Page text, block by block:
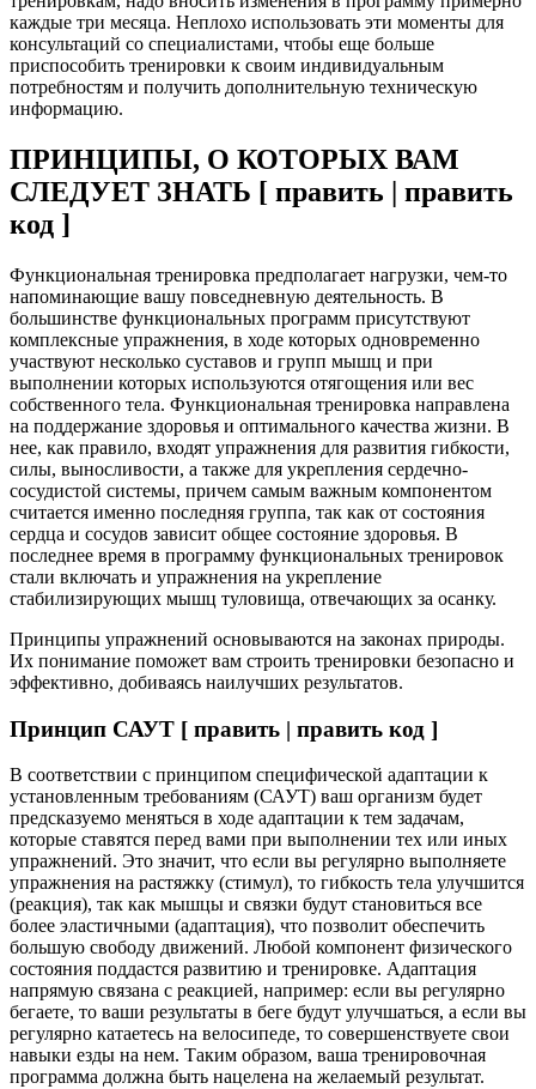
каждые три месяца. Неплохо использовать эти моменты для
консультаций со специалистами, чтобы еще больше
приспособить тренировки к своим индивидуальным
потребностям и получить дополнительную техническую
информацию.
ПРИНЦИПЫ, О КОТОРЫХ ВАМ
СЛЕДУЕТ ЗНАТЬ [ править | править
код ]
Функциональная тренировка предполагает нагрузки, чем-то
напоминающие вашу повседневную деятельность. В
большинстве функциональных программ присутствуют
комплексные упражнения, в ходе которых одновременно
участвуют несколько суставов и групп мышц и при
выполнении которых используются отягощения или вес
собственного тела. Функциональная тренировка направлена
на поддержание здоровья и оптимального качества жизни. В
нее, как правило, входят упражнения для развития гибкости,
силы, выносливости, а также для укрепления сердечно-
сосудистой системы, причем самым важным компонентом
считается именно последняя группа, так как от состояния
сердца и сосудов зависит общее состояние здоровья. В
последнее время в программу функциональных тренировок
стали включать и упражнения на укрепление
стабилизирующих мышц туловища, отвечающих за осанку.
Принципы упражнений основываются на законах природы.
Их понимание поможет вам строить тренировки безопасно и
эффективно, добиваясь наилучших результатов.
Принцип САУТ [ править | править код ]
В соответствии с принципом специфической адаптации к
установленным требованиям (САУТ) ваш организм будет
предсказуемо меняться в ходе адаптации к тем задачам,
которые ставятся перед вами при выполнении тех или иных
упражнений. Это значит, что если вы регулярно выполняете
упражнения на растяжку (стимул), то гибкость тела улучшится
(реакция), так как мышцы и связки будут становиться все
более эластичными (адаптация), что позволит обеспечить
большую свободу движений. Любой компонент физического
состояния поддастся развитию и тренировке. Адаптация
напрямую связана с реакцией, например: если вы регулярно
бегаете, то ваши результаты в беге будут улучшаться, а если вы
регулярно катаетесь на велосипеде, то совершенствуете свои
навыки езды на нем. Таким образом, ваша тренировочная
программа должна быть нацелена на желаемый результат.